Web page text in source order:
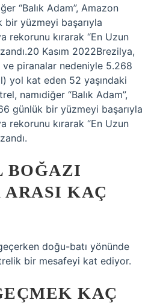
“Balık Adam”, Amazon
bir yüzmeyi başarıyla
rekorunu kırarak “En Uzun
Kasım 2022Brezilya,
ve piranalar nedeniyle 5.268
yol kat eden 52 yaşındaki
namıdiğer “Balık Adam”,
günlük bir yüzmeyi başarıyla
rekorunu kırarak “En Uzun
BOĞAZI
KAÇ
doğu-batı yönünde
bir mesafeyi kat ediyor.
KAÇ